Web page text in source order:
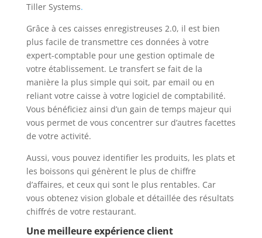
Tiller Systems.
Grâce à ces caisses enregistreuses 2.0, il est bien
plus facile de transmettre ces données à votre
expert-comptable pour une gestion optimale de
votre établissement. Le transfert se fait de la
manière la plus simple qui soit, par email ou en
reliant votre caisse à votre logiciel de comptabilité.
Vous bénéficiez ainsi d’un gain de temps majeur qui
vous permet de vous concentrer sur d’autres facettes
de votre activité.
Aussi, vous pouvez identifier les produits, les plats et
les boissons qui génèrent le plus de chiffre
d’affaires, et ceux qui sont le plus rentables. Car
vous obtenez vision globale et détaillée des résultats
chiffrés de votre restaurant.
Une meilleure expérienceclient